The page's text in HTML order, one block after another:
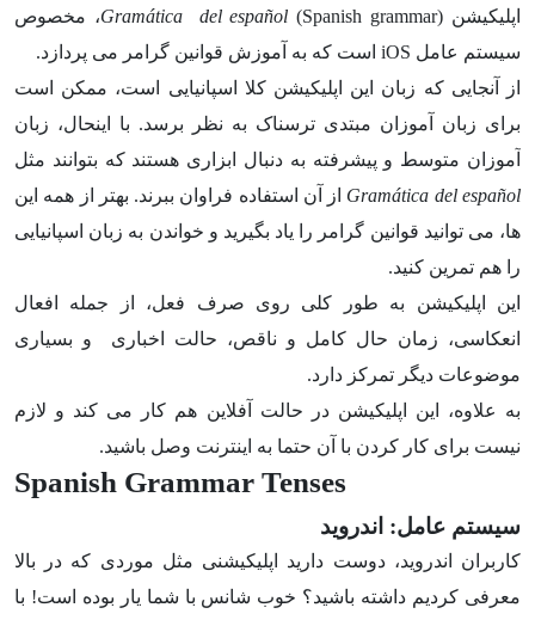
اپلیکیشن Gramática del español(Spanish grammar)، مخصوص
سیستم عامل iOS است که به آموزش قوانین گرامر می پردازد.
از آنجایی که زبان این اپلیکیشن کلا اسپانیایی است، ممکن است
برای زبان آموزان مبتدی ترسناک به نظر برسد. با اینحال، زبان
آموزان متوسط و پیشرفته به دنبال ابزاری هستند که بتوانند مثل
Gramática del español از آن استفاده فراوان ببرند. بهتر از همه این
ها، می توانید قوانین گرامر را یاد بگیرید و خواندن به زبان اسپانیایی
را هم تمرین کنید.
این اپلیکیشن به طور کلی روی صرف فعل، از جمله افعال
انعکاسی، زمان حال کامل و ناقص، حالت اخباری و بسیاری
موضوعات دیگر تمرکز دارد.
به علاوه، این اپلیکیشن در حالت آفلاین هم کار می کند و لازم
نیست برای کار کردن با آن حتما به اینترنت وصل باشید.
Spanish Grammar Tenses
سیستم عامل: اندروید
کاربران اندروید، دوست دارید اپلیکیشنی مثل موردی که در بالا
معرفی کردیم داشته باشید؟ خوب شانس با شما یار بوده است! با